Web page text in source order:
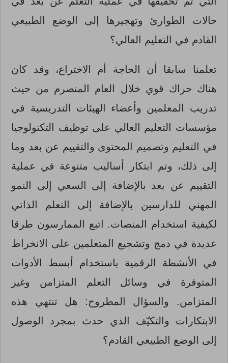
حالات الطوارئ وتهجيرها إلى الوضع الطبيعي
القادم في التعليم العالي؟
تعلمنا سابقا أن الحاجة أم الاختراع، وقد كان
هناك حراك قوي خلال العام المنصرم من حيث
تدريب المعلمين وأعضاء الهيئات التدريسية في
مؤسسات التعليم العالي على توظيف التكنولوجيا
في التعليم وتصميم المحتوى والتقييم عن بعد وما
إلى ذلك، وتم ابتكار أساليب متنوعة في عملية
التقييم عن بعد بالإضافة إلى السعي إلى النمو
المهني للدارسين بالإضافة إلى التعلم الذاتي
لكيفية استخدام المنصات. اتبع الممارسون طرقا
عديدة في دمج وتشجيع المتعلمين على الانخراط
في الأنشطة الرقمية باستخدام أبسط الأدوات
المتوفرة في وسائل التعلم المتزامن وغير
المتزامن. والسؤال المطروح: هل تنتهي هذه
الابتكارات والتكيّف الذي حدث بمجرد الوصول
إلى الوضع الطبيعي القادم؟